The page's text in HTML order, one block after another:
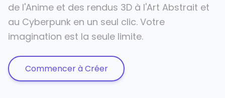
de l'Anime et des rendus 3D à l'Art Abstrait et
au Cyberpunk en un seul clic. Votre
imagination est la seule limite.
Commencer à Créer